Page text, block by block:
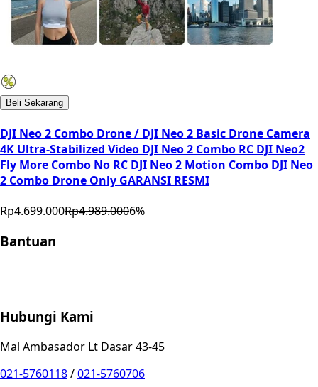
Beli Sekarang
DJI Neo 2 Combo Drone / DJI Neo 2 Basic Drone Camera
4K Ultra-Stabilized Video DJI Neo 2 Combo RC DJI Neo2
Fly More Combo No RC DJI Neo 2 Motion Combo DJI Neo
2 Combo Drone Only GARANSI RESMI
Rp4.699.000Rp4.989.0006%
Bantuan
Hubungi Kami
Mal Ambasador Lt Dasar 43-45
021-5760118/021-5760706